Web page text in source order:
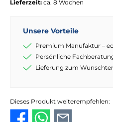
Lieferzeit: ca. 8 Wochen
Unsere Vorteile
Premium Manufaktur –
Persönliche
Lieferung zum
Dieses Produkt weiterempfehlen: